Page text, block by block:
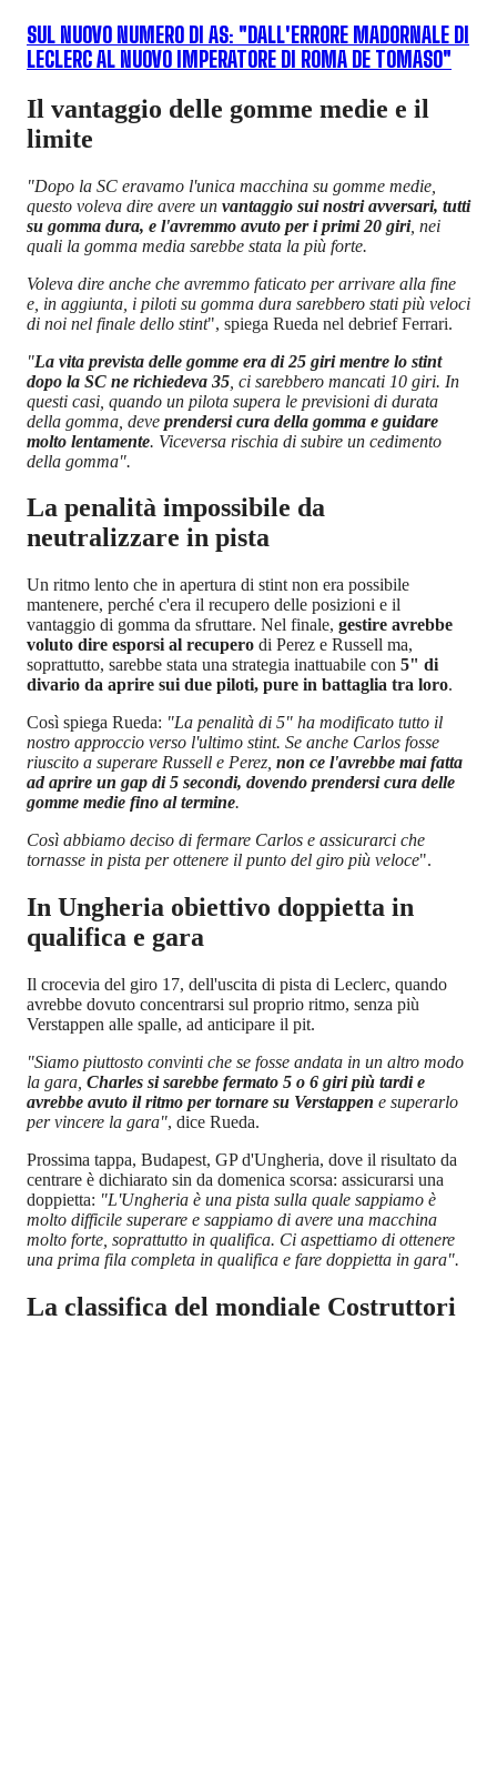
SUL NUOVO NUMERO DI AS: "DALL'ERRORE MADORNALE DI
LECLERC AL NUOVO IMPERATORE DI ROMA DE TOMASO"
Il vantaggio delle gomme medie e il
limite
"Dopo la SC eravamo l'unica macchina su gomme medie,
questo voleva dire avere un vantaggio sui nostri avversari, tutti
su gomma dura, e l'avremmo avuto per i primi 20 giri, nei
quali la gomma media sarebbe stata la più forte.
Voleva dire anche che avremmo faticato per arrivare alla fine
e, in aggiunta, i piloti su gomma dura sarebbero stati più veloci
di noi nel finale dello stint", spiega Rueda nel debrief Ferrari.
"La vita prevista delle gomme era di 25 giri mentre lo stint
dopo la SC ne richiedeva 35 , ci sarebbero mancati 10 giri. In
questi casi, quando un pilota supera le previsioni di durata
della gomma, deve prendersi cura della gomma e guidare
molto lentamente. Viceversa rischia di subire un cedimento
della gomma".
La penalità impossibile da
neutralizzare in pista
Un ritmo lento che in apertura di stint non era possibile
mantenere, perché c'era il recupero delle posizioni e il
vantaggio di gomma da sfruttare. Nel finale, gestire avrebbe
voluto dire esporsi al recupero di Perez e Russell ma,
soprattutto, sarebbe stata una strategia inattuabile con 5" di
divario da aprire sui due piloti, pure in battaglia tra loro.
Così spiega Rueda: "La penalità di 5" ha modificato tutto il
nostro approccio verso l'ultimo stint. Se anche Carlos fosse
riuscito a superare Russell e Perez, non ce l'avrebbe mai fatta
ad aprire un gap di 5 secondi, dovendo prendersi cura delle
gomme medie fino al termine.
Così abbiamo deciso di fermare Carlos e assicurarci che
tornasse in pista per ottenere il punto del giro più veloce".
In Ungheria obiettivo doppietta in
qualifica e gara
Il crocevia del giro 17, dell'uscita di pista di Leclerc, quando
avrebbe dovuto concentrarsi sul proprio ritmo, senza più
Verstappen alle spalle, ad anticipare il pit.
"Siamo piuttosto convinti che se fosse andata in un altro modo
la gara, Charles si sarebbe fermato 5 o 6 giri più tardi e
avrebbe avuto il ritmo per tornare su Verstappen e superarlo
per vincere la gara", dice Rueda.
Prossima tappa, Budapest, GP d'Ungheria, dove il risultato da
centrare è dichiarato sin da domenica scorsa: assicurarsi una
doppietta: "L'Ungheria è una pista sulla quale sappiamo è
molto difficile superare e sappiamo di avere una macchina
molto forte, soprattutto in qualifica. Ci aspettiamo di ottenere
una prima fila completa in qualifica e fare doppietta in gara".
La classifica del mondiale Costruttori